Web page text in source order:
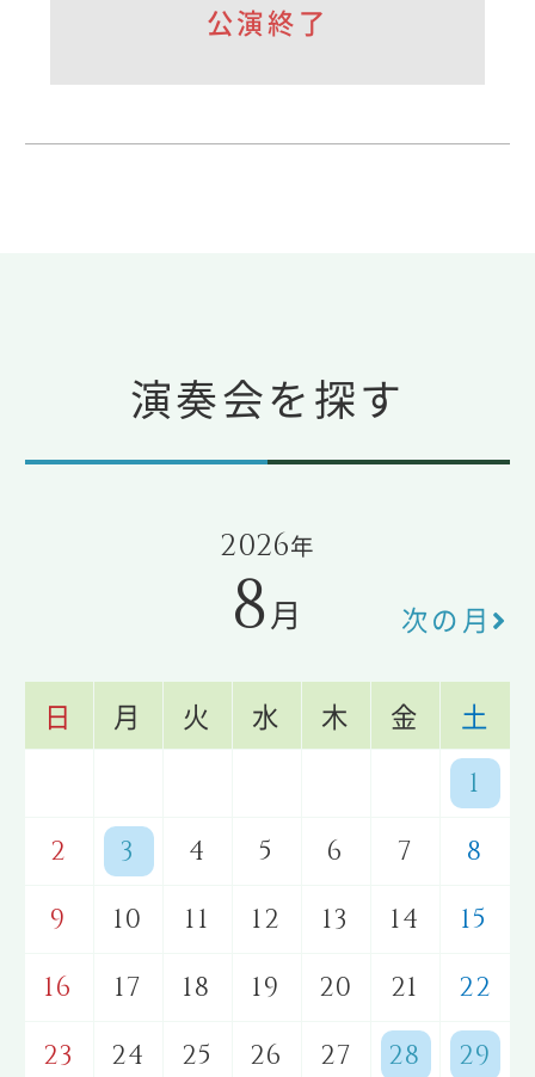
公演終了
演奏会を探す
2026年
8月 次の月
日 月 火 水 木 金 土
1
2
3 4 5 6 7
8
9
10 11 12 13 14
15
16
17 18 19 20 21
22
23
24 25 26 27 28
29